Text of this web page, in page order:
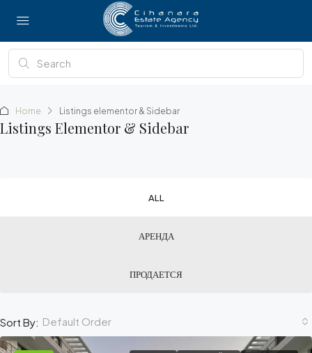
Home Listings elementor & Sidebar
Listings Elementor & Sidebar
ALL
АРЕНДА
ПРОДАЕТСЯ
Sort By: Default Order